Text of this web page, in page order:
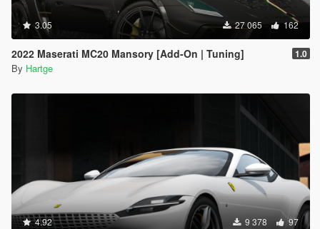
3.05 27 065 162
2022 Maserati MC20 Mansory [Add-On | Tuning] 1.0
By Hartge
4.92 9 378 97